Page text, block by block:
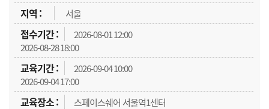
서울
2026-08-01 12:00
2026-08-28 18:00
2026-09-04 10:00
2026-09-04 17:00
스페이스쉐어 서울역1센터